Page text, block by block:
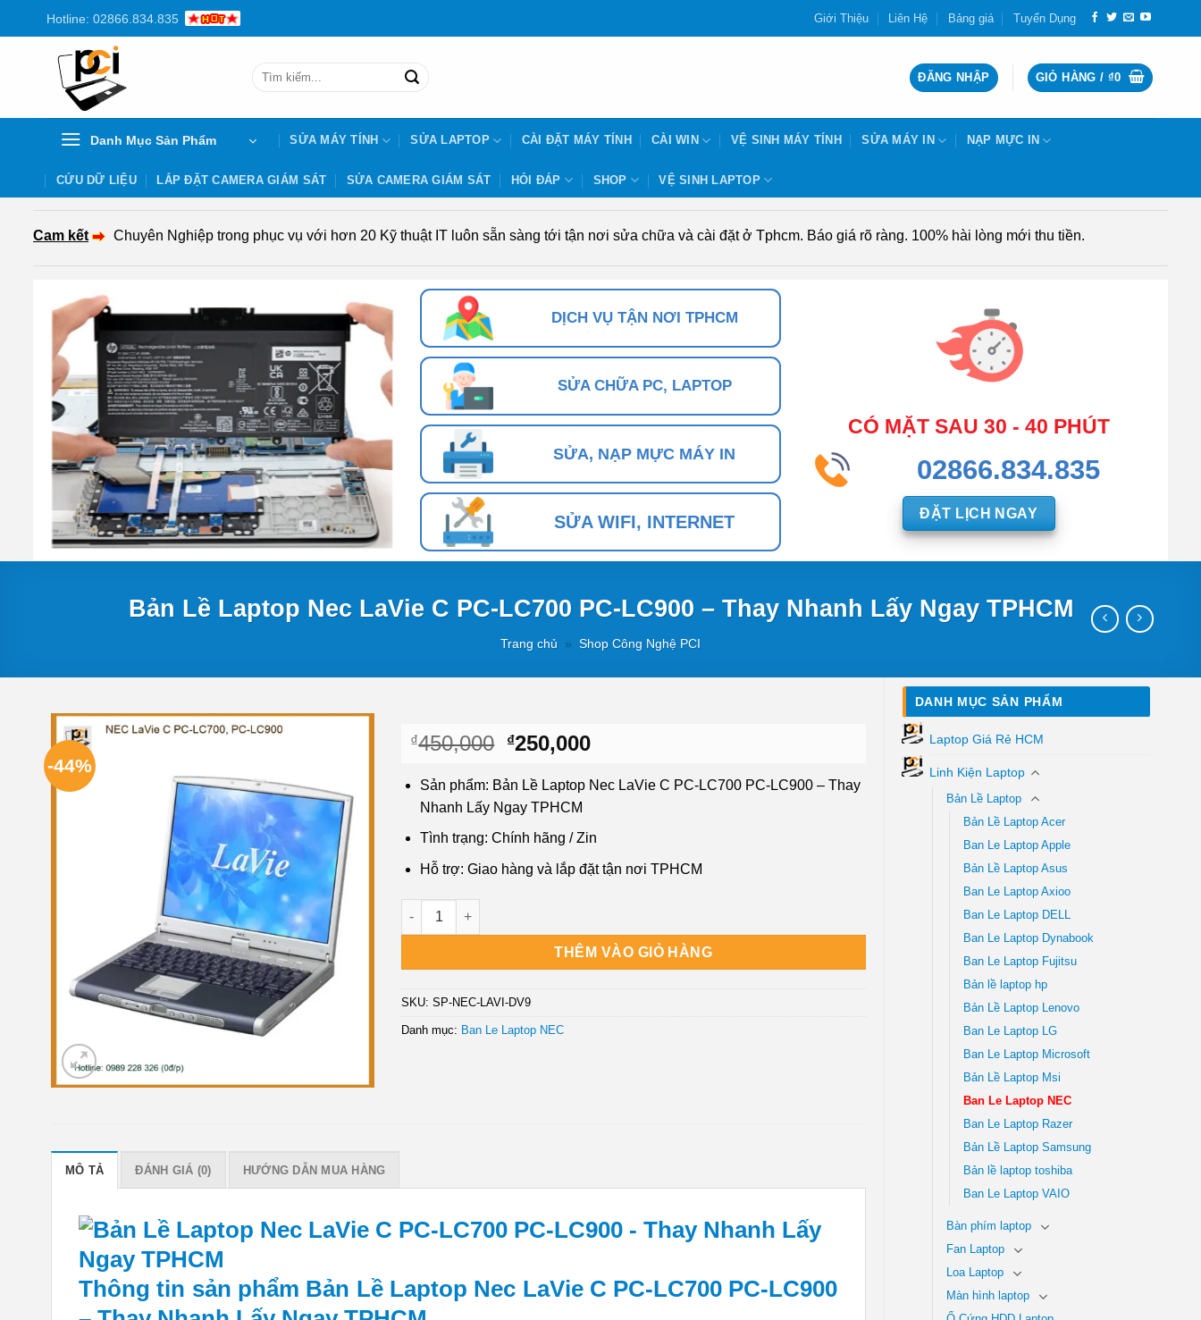
Hotline: 02866.834.835 Giới Thiệu Liên Hệ Bảng giá Tuyển Dụng
Tìm
ĐĂNG NHẬP GIỎ HÀNG / ₫0
Danh Mục Sản Phẩm SỬA MÁY TÍNH SỬA LAPTOP CÀI ĐẶT MÁY TÍNH CÀI WIN VỆ SINH MÁY TÍNH SỬA MÁY IN NẠP MỰC IN
CỨU DỮ LIỆU LẮP ĐẶT CAMERA GIÁM SÁT SỬA CAMERA GIÁM SÁT HỎI ĐÁP SHOP VỆ SINH LAPTOP
Cam kết Chuyên Nghiệp trong phục vụ với hơn 20 Kỹ thuật IT luôn sẵn sàng tới tận nơi sửa chữa và cài đặt ở Tphcm. Báo giá rõ ràng. 100% hài lòng mới thu tiền.
DỊCH VỤ TẬN NƠI TPHCM
SỬA CHỮA PC, LAPTOP
SỬA, NẠP MỰC MÁY IN
SỬA WIFI, INTERNET
CÓ MẶT SAU 30 - 40 PHÚT
02866.834.835
ĐẶT LỊCH NGAY
Bản Lề Laptop Nec LaVie C PC-LC700 PC-LC900 – Thay Nhanh Lấy Ngay TPHCM
Trang chủ » Shop Công Nghệ PCI
DANH MỤC SẢN PHẨM
Laptop Giá Rẻ HCM
Linh Kiện Laptop
Bản Lề Laptop
Bản Lề Laptop Acer
Ban Le Laptop Apple
Bản Lề Laptop Asus
Ban Le Laptop Axioo
Ban Le Laptop DELL
Ban Le Laptop Dynabook
Ban Le Laptop Fujitsu
Bản lề laptop hp
Bản Lề Laptop Lenovo
Ban Le Laptop LG
Ban Le Laptop Microsoft
Bản Lề Laptop Msi
Ban Le Laptop NEC
Ban Le Laptop Razer
Bản Lề Laptop Samsung
Bản lề laptop toshiba
Ban Le Laptop VAIO
Bàn phím laptop
Fan Laptop
Loa Laptop
Màn hình laptop
-44%
₫450,000 Giá
là:
₫450,000.
₫250,000Giá
tại
Sản phẩm: Bản Lề Laptop Nec LaVie C PC-LC700 PC-LC900 – Thay
Nhanh Lấy Ngay TPHCM
Tình trạng: Chính hãng / Zin
Hỗ trợ: Giao hàng và lắp đặt tận nơi TPHCM
Bản Lề Laptop Nec LaVie C PC-LC700 PC-LC900 - Thay Nhanh Lấy Ngay TPHCM số lượng
THÊM VÀO GIỎ HÀNG
SKU:SP-NEC-LAVI-DV9
Danh mục: Ban Le Laptop NEC
MÔ TẢ ĐÁNH GIÁ (0) HƯỚNG DẪN MUA HÀNG
Thông tin sản phẩm Bản Lề Laptop Nec LaVie C PC-LC700 PC-LC900